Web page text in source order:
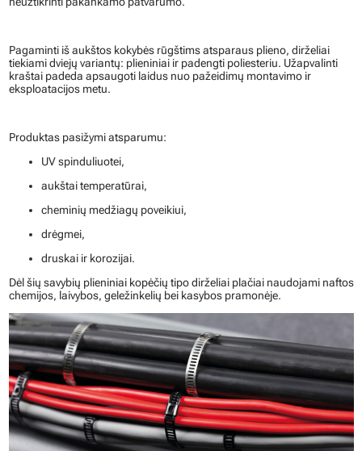
Pagaminti iš aukštos kokybės rūgštims atsparaus plieno, dirželiai
tiekiami dviejų variantų: plieniniai ir padengti poliesteriu. Užapvalinti
kraštai padeda apsaugoti laidus nuo pažeidimų montavimo ir
eksploatacijos metu.
Produktas pasižymi atsparumu:
UV spinduliuotei,
aukštai temperatūrai,
cheminių medžiagų poveikiui,
drėgmei,
druskai ir korozijai.
Dėl šių savybių plieniniai kopėčių tipo dirželiai plačiai naudojami naftos
chemijos, laivybos, geležinkelių bei kasybos pramonėje.